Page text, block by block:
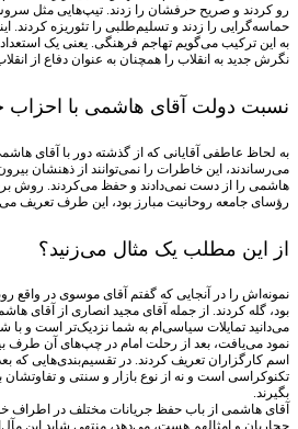
رو کردند و صریح حرفشان را زدند. تیپ‌هایی مثل سروش
حماسه‌گرایی را زدند و تسلیم‌طلبی را تئوریزه کردند.
به این ترکیب می‌گویم تهاجم فرهنگی. یعنی یک
نگرش جدید به انقلاب را همچنان به عنوان دفاع از
نسبت دولت آقای هاشمی با احزاب
به لحاظ عاطفی آقایانی که از گذشته دور با آقای
می‌رساندند، این خاطرات را نمی‌توانند از ذهنشان
رؤسای جامعه روحانیت مبارز بود، این طرف تعریف
از این مطلب یک مثال می‌زنید؟
نمونه‌اش را در آنجایی که گفتم آقای موسوی در
بود، گله کردند. از جمله آقای مجید انصاری از
می‌دانید تمایلات سیاسی‌ام به شما نزدیک‌تر است و
نمود می‌یافت، بعد از رحلت امام در چپ‌های آن طرف
اسم کارگزاران تعریف کردند. در تقسیم‌بندی‌هایی که
تکنوکراسی است و نه از نوع بازار و سنتی و تفاوتشان
بگیرند.
آقای هاشمی از باب حفظ جریانات مختلف در اطراف